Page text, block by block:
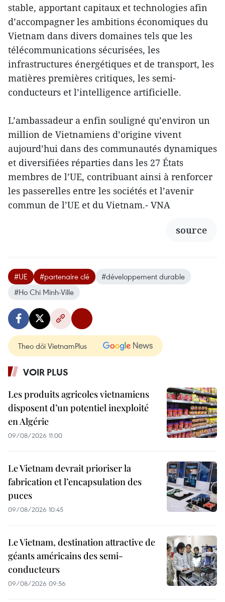
stable, apportant capitaux et technologies afin
d’accompagner les ambitions économiques du
Vietnam dans divers domaines tels que les
télécommunications sécurisées, les
infrastructures énergétiques et de transport, les
matières premières critiques, les semi-
conducteurs et l’intelligence artificielle.
L’ambassadeur a enfin souligné qu’environ un
million de Vietnamiens d’origine vivent
aujourd’hui dans des communautés dynamiques
et diversifiées réparties dans les 27 États
membres de l’UE, contribuant ainsi à renforcer
les passerelles entre les sociétés et l’avenir
commun de l’UE et du Vietnam.- VNA
source
#UE #partenaire clé
#développement durable
#Ho Chi Minh-Ville
Theo dõi VietnamPlus
VOIR PLUS
Les produits agricoles vietnamiens
disposent d’un potentiel inexploité
en Algérie
09/08/2026 11:00
Le Vietnam devrait prioriser la
fabrication et l’encapsulation des
puces
09/08/2026 10:45
Le Vietnam, destination attractive de
géants américains des semi-
conducteurs
09/08/2026 09:56